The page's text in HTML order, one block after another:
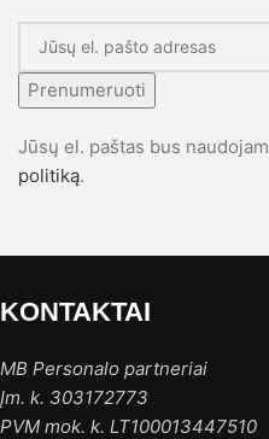
Prenumeruoti
Jūsų el. paštas bus
politiką.
KONTAKTAI
MB Personalo partneriai
Įm. k. 303172773
PVM mok. k. LT100013447510